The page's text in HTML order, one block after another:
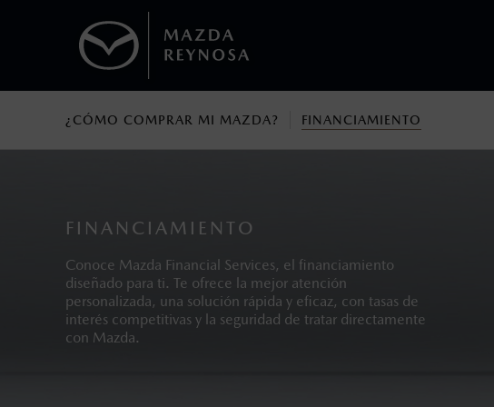
¿CÓMO COMPRAR MI MAZDA? FINANCIAMIENTO
FINANCIAMIENTO
Conoce Mazda Financial Services, el financiamiento
diseñado para ti. Te ofrece la mejor atención
personalizada, una solución rápida y eficaz, con tasas de
interés competitivas y la seguridad de tratar directamente
con Mazda.
1
Los precios y especificaciones indicados en esta